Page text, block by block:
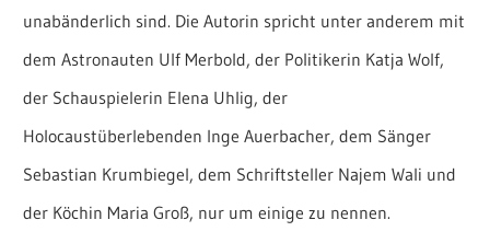
unabänderlich sind. Die Autorin spricht unter anderem mit
dem Astronauten Ulf Merbold, der Politikerin Katja Wolf,
der Schauspielerin Elena Uhlig, der
Holocaustüberlebenden Inge Auerbacher, dem Sänger
Sebastian Krumbiegel, dem Schriftsteller Najem Wali und
der Köchin Maria Groß, nur um einige zu nennen.